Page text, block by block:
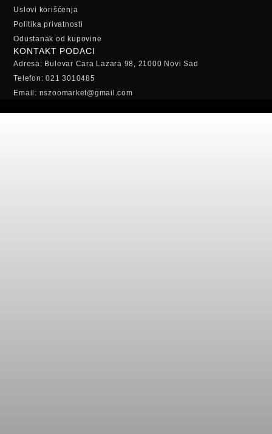
Uslovi korišćenja
Politika privatnosti
Odustanak od kupovine
KONTAKT PODACI
Adresa: Bulevar Cara Lazara 98, 21000 Novi Sad
Telefon: 021 3010485
Email: nszoomarket@gmail.com